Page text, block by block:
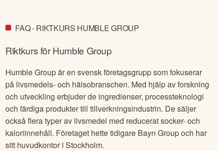
FAQ - RIKTKURS HUMBLE GROUP
Riktkurs förHumble Group
Humble Group är en svensk företagsgrupp som fokuserar
på livsmedels- och hälsobranschen. Med hjälp av forskning
och utveckling erbjuder de ingredienser, processteknologi
och färdiga produkter till tillverkningsindustrin. De säljer
också flera typer av livsmedel med reducerat socker- och
kaloriinnehåll. Företaget hette tidigare Bayn Group och har
sitt huvudkontor i Stockholm.